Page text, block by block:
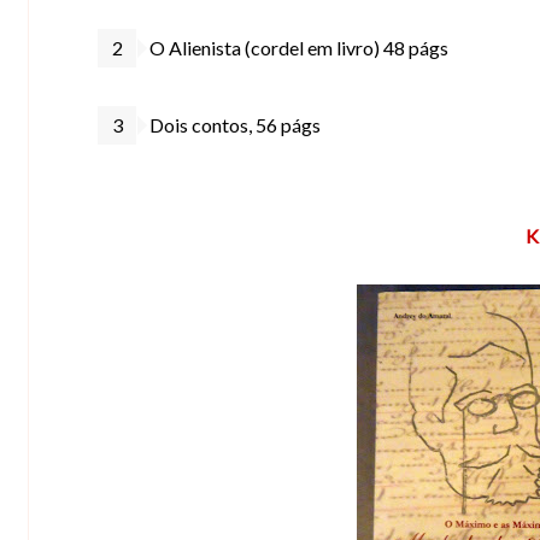
O Alienista (cordel em livro) 48 págs
Dois contos, 56 págs